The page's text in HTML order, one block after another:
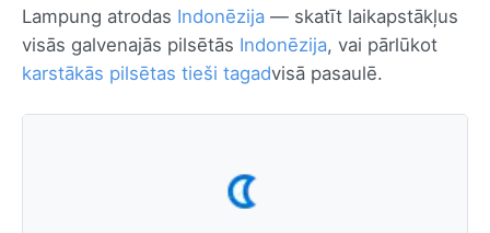
Lampung atrodas Indonēzija — skatīt laikapstākļus
visās galvenajās pilsētās Indonēzija, vai pārlūkot
karstākās pilsētas tieši tagadvisā pasaulē.